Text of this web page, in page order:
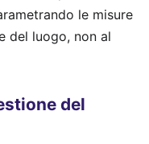
le misure
del luogo, non al
del